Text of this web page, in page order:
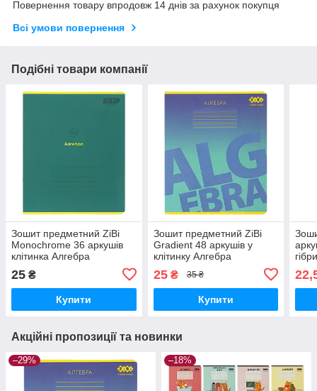
Повернення товару впродовж 14 днів за рахунок покупця
Всі умови повернення
Подібні товари компанії
Зошит предметний ZiBi
Monochrome 36 аркушів
клітинка Алгебра
25 ₴
Купити
Зошит предметний ZiBi
Gradient 48 аркушів у
клітинку Алгебра
25₴ 35 ₴
Купити
Акційні пропозиції та новинки
–29% –18%